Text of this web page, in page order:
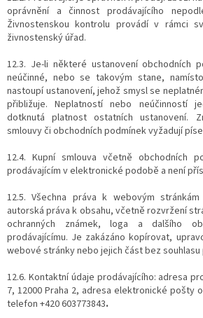
oprávnění a činnost prodávajícího
Živnostenskou kontrolu provádí v rámci
živnostenský úřad.
12.3. Je-li některé ustanovení obchodních
neúčinné, nebo se takovým stane,
nastoupí ustanovení, jehož smysl se
přibližuje. Neplatností nebo neúčinností
dotknutá platnost ostatních ustanovení.
smlouvy či obchodních podmínek vyžadují
12.4. Kupní smlouva včetně obchodních
prodávajícím v elektronické podobě a není
12.5. Všechna práva k webovým
autorská práva k obsahu, včetně rozvržení
ochranných známek, loga a dalšího
prodávajícímu. Je zakázáno kopírovat,
webové stránky nebo jejich část bez souhlasu
12.6. Kontaktní údaje prodávajícího: adresa
7, 12000 Praha 2, adresa elektronické pošty
telefon +420 603773843.